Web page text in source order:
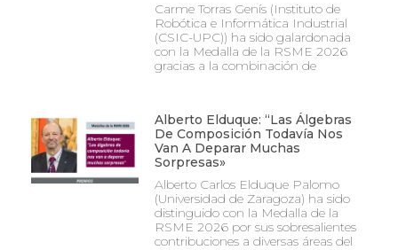
Carme Torras Genís (Instituto de
Robótica e Informática Industrial
(CSIC-UPC)) ha sido galardonada
con la Medalla de la RSME 2026
gracias a la combinación de
Alberto Elduque: “Las Álgebras
De Composición Todavía Nos
Van A Deparar Muchas
Sorpresas»
Alberto Carlos Elduque Palomo
(Universidad de Zaragoza) ha sido
distinguido con la Medalla de la
RSME 2026 por sus sobresalientes
contribuciones a diversas áreas del